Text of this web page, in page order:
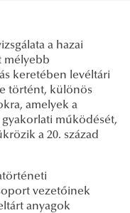
a hazai
mélyebb
keretében levéltári
történt, különös
amelyek a
működését,
a 20. század
vezetőinek
anyagok